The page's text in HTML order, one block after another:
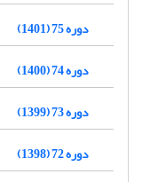
دوره 75 (1401)
دوره 74 (1400)
دوره 73 (1399)
دوره 72 (1398)